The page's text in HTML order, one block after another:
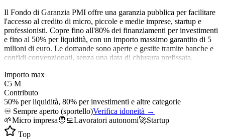
Il Fondo di Garanzia PMI offre una garanzia pubblica per facilitare
l'accesso al credito di micro, piccole e medie imprese, startup e
professionisti. Copre fino all'80% dei finanziamenti per investimenti
e fino al 50% per liquidità, con un importo massimo garantito di 5
milioni di euro. Le domande sono aperte e gestite tramite banche e
confidi convenzionati, senza una data di chiusura prefissata.
Importo max
€5 M
Contributo
50% per liquidità, 80% per investimenti e altre categorie
♾️ Sempre aperto (sportello)Verifica idoneità →
🌱Micro impresa🧑‍💻Lavoratori autonomi🚀Startup
Top